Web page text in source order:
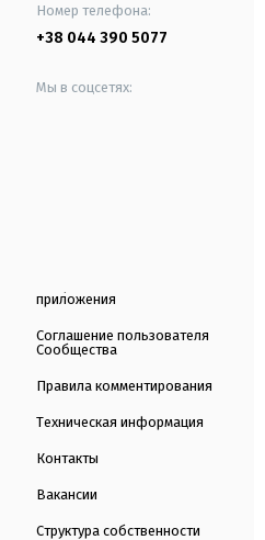
Номер телефона:
+38 044 390 5077
Мы в соцсетях:
приложения
Соглашение пользователя
Сообщества
Правила комментирования
Техническая информация
Контакты
Вакансии
Структура собственности